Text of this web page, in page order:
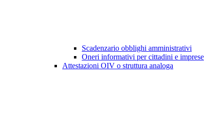
Scadenzario obblighi amministrativi
Oneri informativi per cittadini e imprese
Attestazioni OIV o struttura analoga